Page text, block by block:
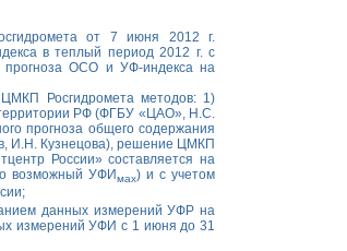
от 7 июня 2012 г.
в теплый период 2012 г. с
прогноза ОСО и УФ-индекса на
Росгидромета методов: 1)
территории РФ (ФГБУ «ЦАО», Н.С.
прогноза общего содержания
И.Н. Кузнецова), решение ЦМКП
России» составляется на
возможный УФИмах) и с учетом
данных измерений УФР на
измерений УФИ с 1 июня до 31